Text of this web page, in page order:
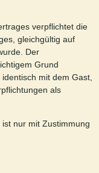
verpflichtet die
gleichgültig auf
Der
Grund
mit dem Gast,
als
nur mit Zustimmung